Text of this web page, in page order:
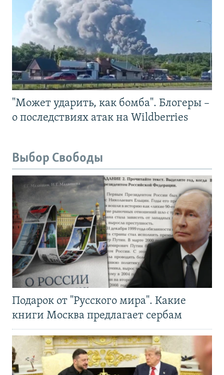
"Может ударить, как бомба". Блогеры –
о последствиях атак на Wildberries
Выбор Свободы
Подарок от "Русского мира". Какие
книги Москва предлагает сербам